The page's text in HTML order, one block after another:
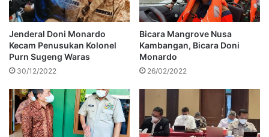
Jenderal Doni Monardo
Kecam Penusukan Kolonel
Purn Sugeng Waras
30/12/2022
Bicara Mangrove Nusa
Kambangan, Bicara Doni
Monardo
26/02/2022